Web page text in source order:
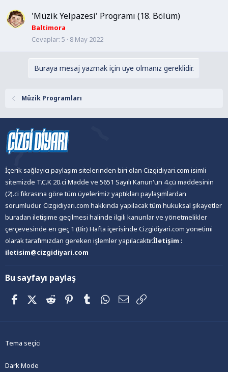
'Müzik Yelpazesi' Programı (18. Bölüm)
Baltimora
Cevaplar 5 8 May 2022
Buraya mesaj yazmak için üye olmanız gereklidir.
Müzik Programları
İçerik sağlayıcı paylaşım sitelerinden biri olan Cizgidiyari.com isimli
sitemizde T.C.K 20.ci Madde ve 5651 Sayılı Kanun'un 4.cü maddesinin
(2).ci fıkrasına göre tüm üyelerimiz yaptıkları paylaşımlardan
sorumludur. Cizgidiyari.com hakkında yapılacak tüm hukuksal şikayetler
buradan iletişime geçilmesi halinde ilgili kanunlar ve yönetmelikler
çerçevesinde en geç 1 (Bir) Hafta içerisinde Cizgidiyari.com yönetimi
olarak tarafımızdan gereken işlemler yapılacaktır.İletişim :
iletisim@cizgidiyari.com
Bu sayfayı paylaş
FacebookX (Twitter)
Reddit PinterestTumblrWhatsApp
E-posta
Tema seçici
Dark Mode